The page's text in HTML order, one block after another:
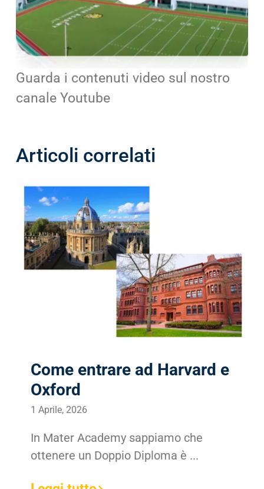
Guarda i contenuti video sul nostro
canale Youtube
Articoli correlati
Come entrare ad Harvard e
Oxford
1 Aprile, 2026
In Mater Academy sappiamo che
ottenere un Doppio Diploma è ...